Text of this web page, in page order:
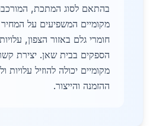
בהתאם לסוג המתכת,
מקומיים המשפיעים על המחיר
חומרי גלם באזור הצפון,
הספקים בבית שאן. יצירת
מקומיים יכולה להוזיל עלויות
ההזמנה והייצור.